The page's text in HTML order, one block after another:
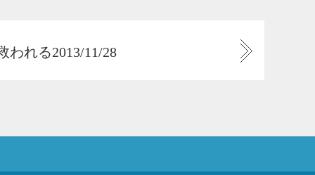
われる2013/11/28